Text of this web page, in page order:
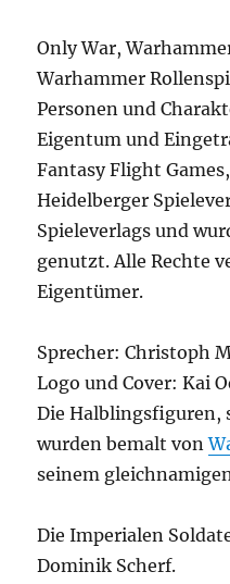
Only War,
Warhammer
Personen und
Eigentum und
Fantasy Flight
Heidelberger
Spieleverlags und
genutzt. Alle Rechte
Eigentümer.
Sprecher: Christoph
Logo und Cover: Kai
Die Halblingsfiguren,
wurden bemalt von
seinem
Die Imperialen
Dominik Scherf.